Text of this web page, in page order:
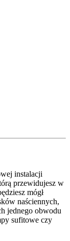
instalacji
przewidujesz w
mógł
naściennych,
jednego obwodu
sufitowe czy